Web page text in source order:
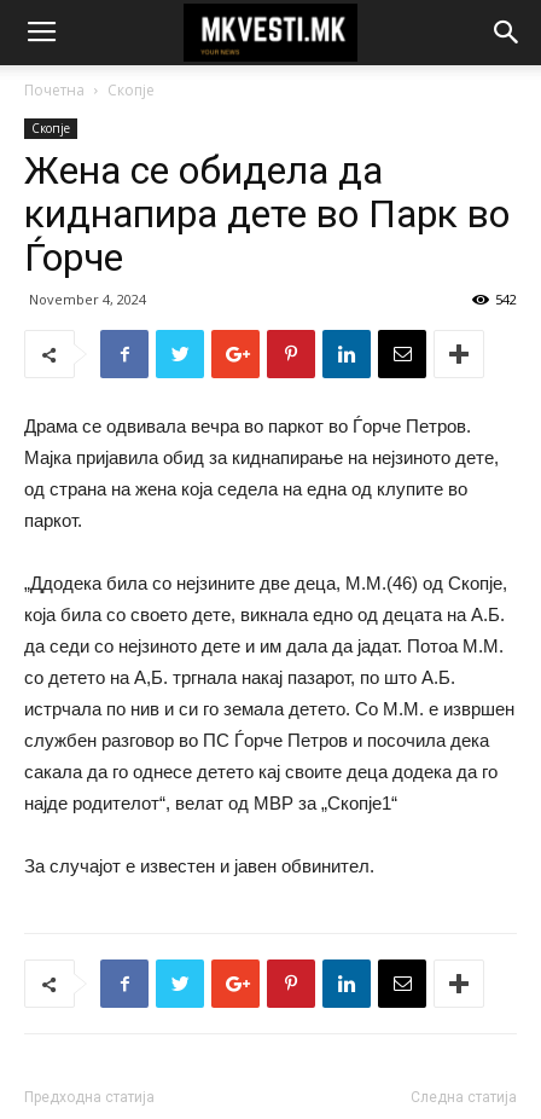
Почетна Скопје
Скопје
Жена се обидела да
киднапира дете во Парк во
Ѓорче
November 4, 2024 542
Драма се одвивала вечра во паркот во Ѓорче Петров.
Мајка пријавила обид за киднапирање на нејзиното дете,
од страна на жена која седела на една од клупите во
паркот.
„Ддодека била со нејзините две деца, М.М.(46) од Скопје,
која била со своето дете, викнала едно од децата на А.Б.
да седи со нејзиното дете и им дала да јадат. Потоа М.М.
со детето на А,Б. тргнала накај пазарот, по што А.Б.
истрчала по нив и си го земала детето. Со М.М. е извршен
службен разговор во ПС Ѓорче Петров и посочила дека
сакала да го однесе детето кај своите деца додека да го
најде родителот“, велат од МВР за „Скопје1“
За случајот е известен и јавен обвинител.
Предходна статија Следна статија